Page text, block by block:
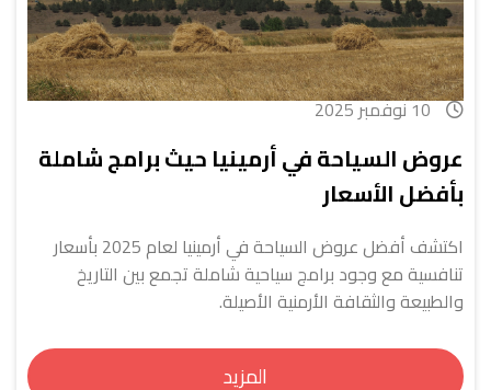
10 نوفمبر 2025
عروض السياحة في أرمينيا حيث برامج شاملة
بأفضل الأسعار
اكتشف أفضل عروض السياحة في أرمينيا لعام 2025 بأسعار
تنافسية مع وجود برامج سياحية شاملة تجمع بين التاريخ
والطبيعة والثقافة الأرمنية الأصيلة.
المزيد